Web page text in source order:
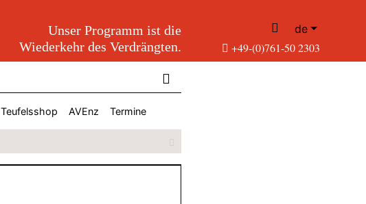
Unser Programm ist die
Wiederkehr des Verdrängten.
de
+49-(0)761-50 2303
Teufelsshop AVEnz Termine